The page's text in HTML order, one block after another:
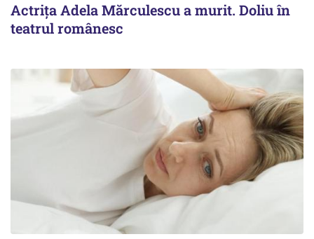
Actrița Adela Mărculescu a murit. Doliu în
teatrul românesc